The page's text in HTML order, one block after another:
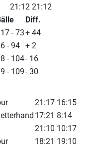
21:12 21:12
Diff.
- 73+ 44
- 94 + 2
- 104- 16
- 109- 30
21:17 16:15
17:21 8:14
21:10 10:17
18:21 19:10